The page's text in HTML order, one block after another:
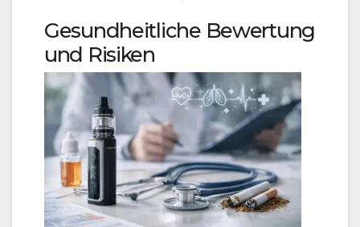
Gesundheitliche Bewertung
und Risiken